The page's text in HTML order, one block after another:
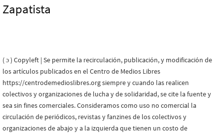
Zapatista
( ɔ ) Copyleft | Se permite la recirculación, publicación, y modificación de
los artículos publicados en el Centro de Medios Libres
https://centrodemedioslibres.org siempre y cuando las realicen
colectivos y organizaciones de lucha y de solidaridad, se cite la fuente y
sea sin fines comerciales. Consideramos como uso no comercial la
circulación de periódicos, revistas y fanzines de los colectivos y
organizaciones de abajo y a la izquierda que tienen un costo de